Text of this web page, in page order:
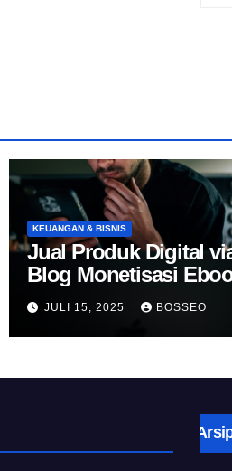
KEUANGAN & BISNIS
Jual Produk Digital
Blog Monetisasi
JULI 15, 2025 BOSSEO